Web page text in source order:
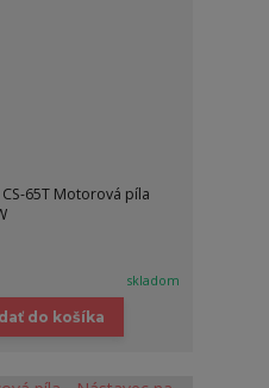
65T Motorová píla
skladom
do košíka